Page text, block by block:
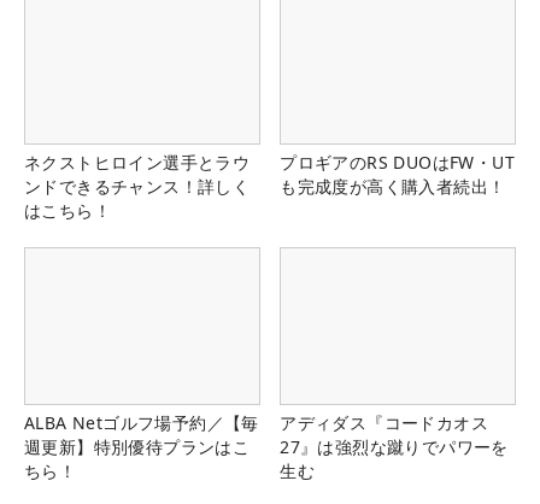
ネクストヒロイン選手とラウ
ンドできるチャンス！詳しく
はこちら！
プロギアのRS DUOはFW・UT
も完成度が高く購入者続出！
ALBA Netゴルフ場予約／【毎
週更新】特別優待プランはこ
ちら！
アディダス『コードカオス
27』は強烈な蹴りでパワーを
生む